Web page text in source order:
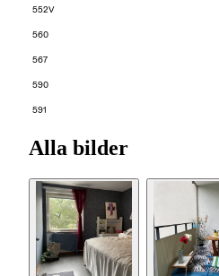
552V
560
567
590
591
Alla bilder